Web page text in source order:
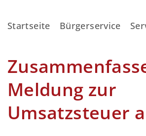
Startseite Bürgerservice
Meldung zur
Umsatzsteuer